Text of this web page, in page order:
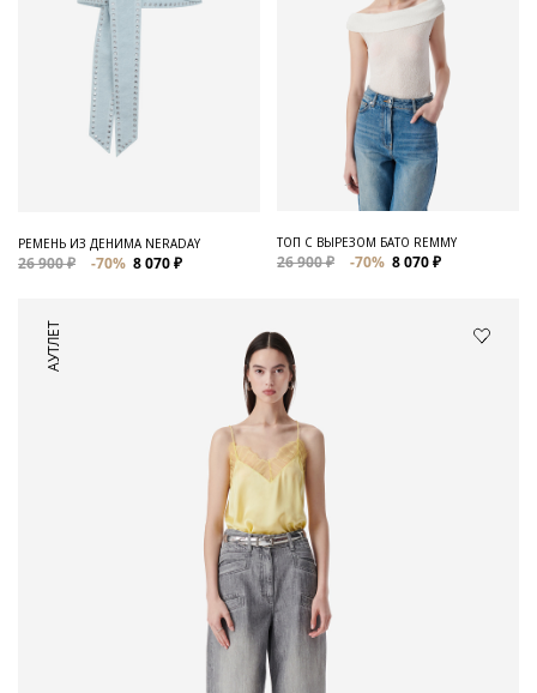
РЕМЕНЬ ИЗ ДЕНИМА NERADAY
26 900 ₽ -70% 8 070 ₽
ТОП С ВЫРЕЗОМ БАТО REMMY
26 900 ₽ -70% 8 070 ₽
АУТЛЕТ